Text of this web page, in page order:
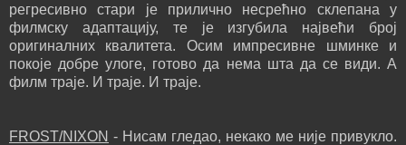
регресивно стари је прилично несрећно склепана у
филмску адаптацију, те је изгубила највећи број
оригиналних квалитета. Осим импресивне шминке и
покоје добре улоге, готово да нема шта да се види. А
филм траје. И траје. И траје.
FROST/NIXON - Нисам гледао, некако ме није привукло.